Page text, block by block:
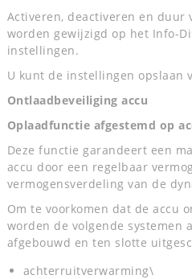
Activeren, deactiveren en duur
worden gewijzigd op het Info-
instellingen.
U kunt de instellingen opslaan
Ontlaadbeveiliging accu
Oplaadfunctie afgestemd op
Deze functie garandeert een
accu door een regelbaar
vermogensverdeling van de
Om te voorkomen dat de accu
worden de volgende systemen
afgebouwd en ten slotte
achterruitverwarming\